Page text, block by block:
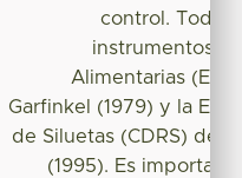
control. Todos
instrumentos:
Alimentarias
Garfinkel (1979) y la
de Siluetas (CDRS) de
(1995). Es